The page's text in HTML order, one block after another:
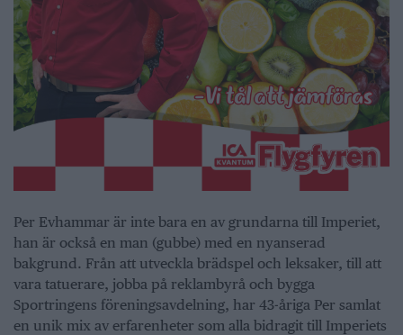
Per Evhammar är inte bara en av grundarna till Imperiet,
han är också en man (gubbe) med en nyanserad
bakgrund. Från att utveckla brädspel och leksaker, till att
vara tatuerare, jobba på reklambyrå och bygga
Sportringens föreningsavdelning, har 43-åriga Per samlat
en unik mix av erfarenheter som alla bidragit till Imperiets